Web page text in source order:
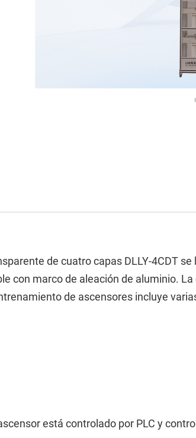
de cuatro capas DLLY-4CDT
con marco de aleación de aluminio.
de ascensores incluye
está controlado por PLC y